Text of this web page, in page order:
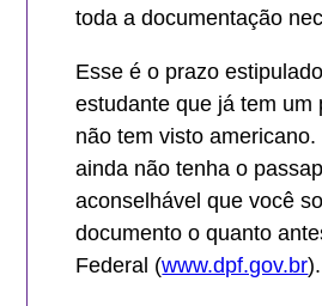
toda a documentação
Esse é o prazo
estudante que já tem um
não tem visto
ainda não tenha o
aconselhável que você
documento o quanto
Federal (www.dpf.gov.br).